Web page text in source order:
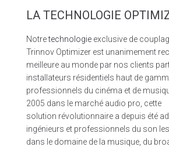
LA TECHNOLOGIE
Notretechnologie exclusive de
Trinnov Optimizer est unanimement
meilleure au monde par nos clients
installateurs résidentiels haut de
professionnels du cinéma et de
2005 dans le marché audio pro, cette
solution révolutionnaire a depuis été
ingénieurs et professionnels du son
dans le domaine de la musique, du